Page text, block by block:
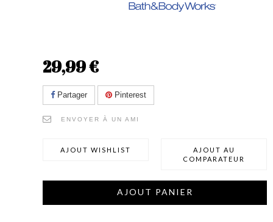
29,99 €
Partager Pinterest
ENVOYER À UN AMI
AJOUT WISHLIST
AJOUT AU
COMPARATEUR
AJOUT PANIER